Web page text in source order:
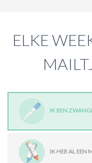
ELKE
IK BEN
IK HEB AL EEN